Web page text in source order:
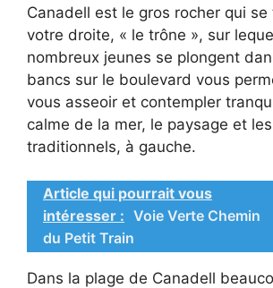
Canadell est le gros rocher qui se
votre droite, « le trône », sur
nombreux jeunes se plongent
bancs sur le boulevard vous
vous asseoir et contempler
calme de la mer, le paysage et
traditionnels, à gauche.
Article qui pourrait vous
intéresser : Voie Verte Chemin
du Petit Train
Dans la plage de Canadell